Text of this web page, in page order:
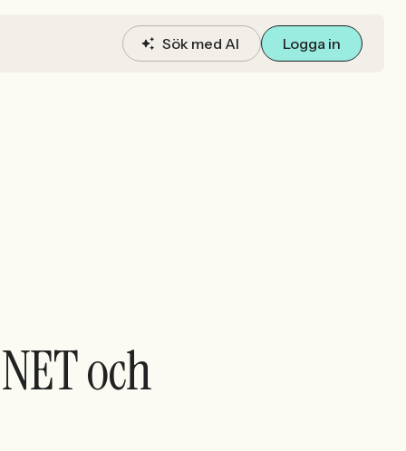
Sök med AI Logga in
och